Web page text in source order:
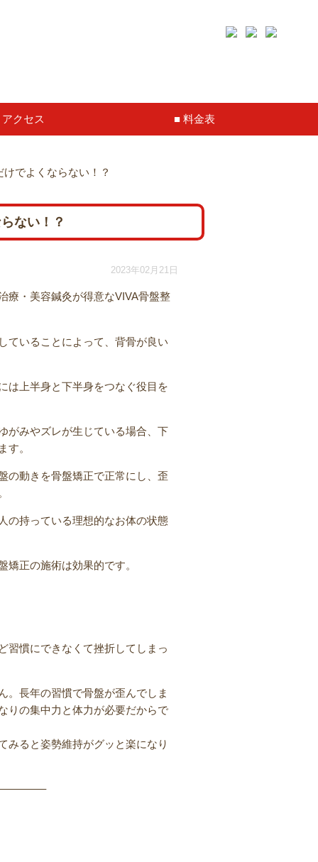
アクセス 料金表
でよくならない！？
ない！？
2023年02月21日
療・美容鍼灸が得意なVIVA骨盤整
ていることによって、背骨が良い
は上半身と下半身をつなぐ役目を
がみやズレが生じている場合、下
す。
の動きを骨盤矯正で正常にし、歪
の持っている理想的なお体の状態
正の施術は効果的です。
習慣にできなくて挫折してしまっ
。長年の習慣で骨盤が歪んでしま
りの集中力と体力が必要だからで
みると姿勢維持がグッと楽になり